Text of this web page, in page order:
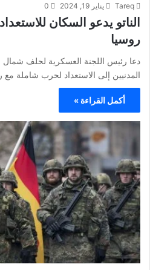
Tareq يناير 19, 2024 0
الناتو يدعو السكان
روسيا
دعا رئيس اللجنة العسكرية لحلف شمال
المدنيين إلى الاستعداد لحرب شاملة مع
أكمل القراءة »